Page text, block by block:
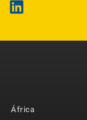
África